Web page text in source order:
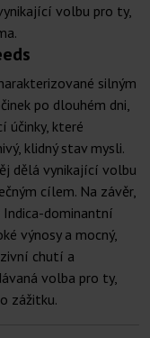
volbu pro ty,
silným
po dlouhém dni,
účinky, které
klidný stav mysli.
dělá vynikající volbu
cílem. Na závěr,
Indica-dominantní
výnosy a mocný,
chutí a
volba pro ty,
zážitku.